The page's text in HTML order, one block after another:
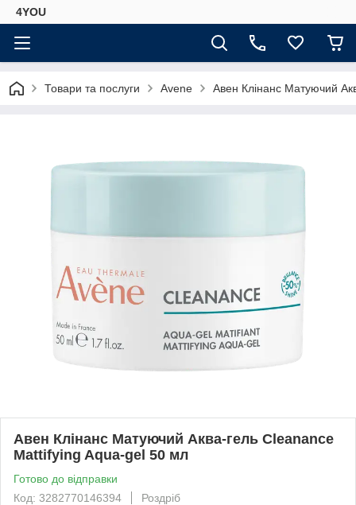
4YOU
Товари та послуги Avene Авен Клінанс Матуючий
Авен Клінанс Матуючий Аква-гель Cleanance
Mattifying Aqua-gel 50 мл
Готово до відправки
Код: 3282770146394
Роздріб